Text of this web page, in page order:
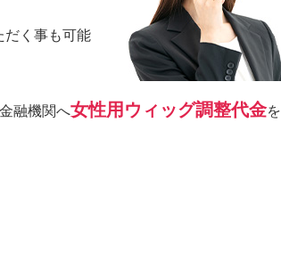
だく事も可能
融機関へ女性用ウィッグ調整代金を